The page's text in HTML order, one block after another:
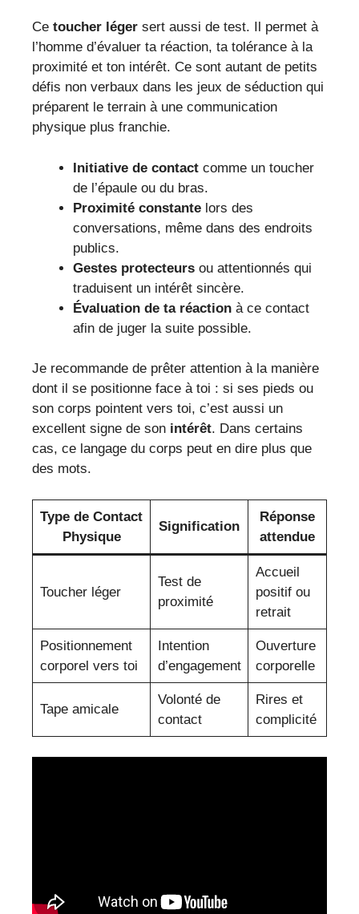
Ce toucher léger sert aussi de test. Il permet à
l’homme d’évaluer ta réaction, ta tolérance à la
proximité et ton intérêt. Ce sont autant de petits
défis non verbaux dans les jeux de séduction qui
préparent le terrain à une communication
physique plus franchie.
Initiative de contact comme un toucher
de l’épaule ou du bras.
Proximité constante lors des
conversations, même dans des endroits
publics.
Gestes protecteurs ou attentionnés qui
traduisent un intérêt sincère.
Évaluation de ta réaction à ce contact
afin de juger la suite possible.
Je recommande de prêter attention à la manière
dont il se positionne face à toi : si ses pieds ou
son corps pointent vers toi, c’est aussi un
excellent signe de son intérêt. Dans certains
cas, ce langage du corps peut en dire plus que
des mots.
Type de Contact
Physique
Signification
Réponse
attendue
Toucher léger
Test de
proximité
Accueil
positif ou
retrait
Positionnement
corporel vers toi
Intention
d’engagement
Ouverture
corporelle
Tape amicale
Volonté de
contact
Rires et
complicité